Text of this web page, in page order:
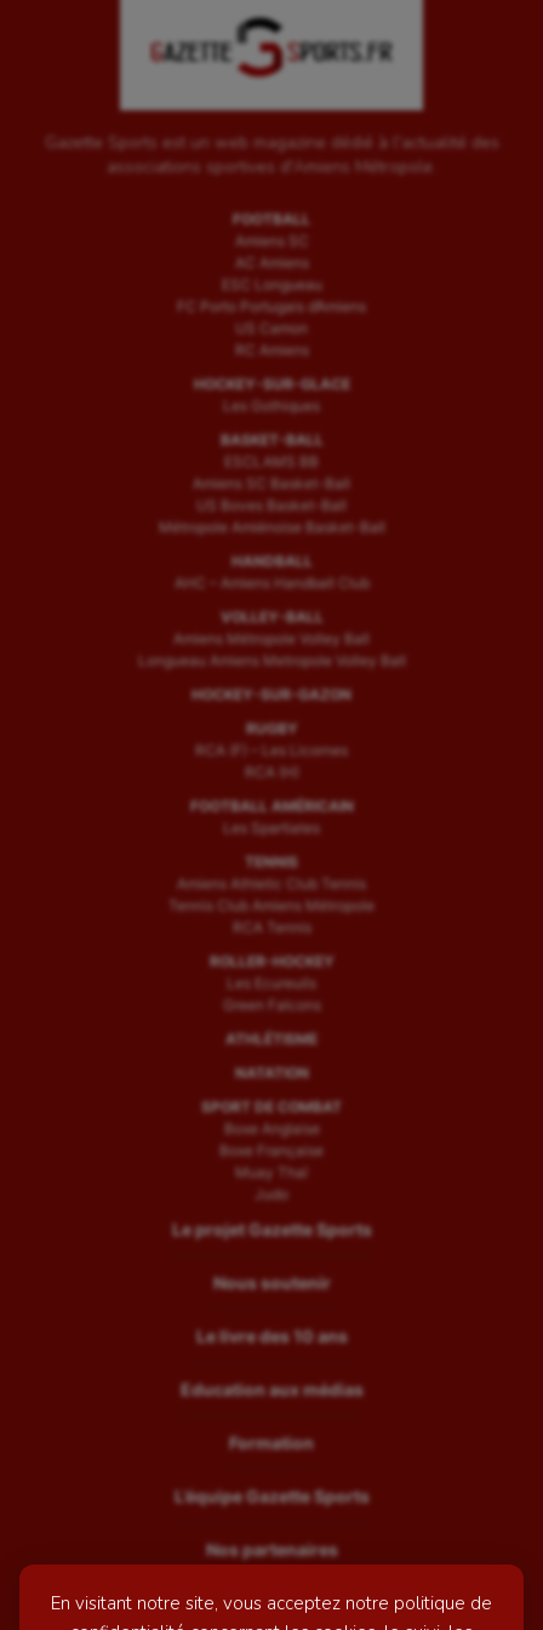
En visitant notre site, vous acceptez notre politique de
Gazette Sports est un web magazine dédié à l'actualité des
associations sportives d'Amiens Métropole.
FOOTBALL
Amiens SC
AC Amiens
ESC Longueau
FC Porto Portugais d’Amiens
US Camon
RC Amiens
HOCKEY-SUR-GLACE
Les Gothiques
BASKET-BALL
ESCLAMS BB
Amiens SC Basket-Ball
US Boves Basket-Ball
Métropole Amiénoise Basket-Ball
HANDBALL
AHC – Amiens Handball Club
VOLLEY-BALL
Amiens Métropole Volley Ball
Longueau Amiens Metropole Volley Ball
HOCKEY-SUR-GAZON
RUGBY
RCA (F) – Les Licornes
RCA (H)
FOOTBALL AMÉRICAIN
Les Spartiates
TENNIS
Amiens Athletic Club Tennis
Tennis Club Amiens Métropole
RCA Tennis
ROLLER-HOCKEY
Les Ecureuils
Green Falcons
ATHLÉTISME
NATATION
SPORT DE COMBAT
Boxe Anglaise
Boxe Française
Muay Thaï
Judo
Le projet Gazette Sports
Nous soutenir
Le livre des 10 ans
Education aux médias
Formation
L’équipe Gazette Sports
Nos partenaires
Recrutement